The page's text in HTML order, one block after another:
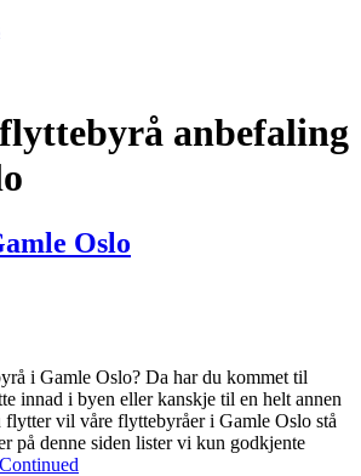
flyttebyrå anbefaling
Oslo
i Gamle Oslo? Da har du kommet til
innad i byen eller kanskje til en helt annen
flytter vil våre flyttebyråer i Gamle Oslo stå
på denne siden lister vi kun godkjente
Continued